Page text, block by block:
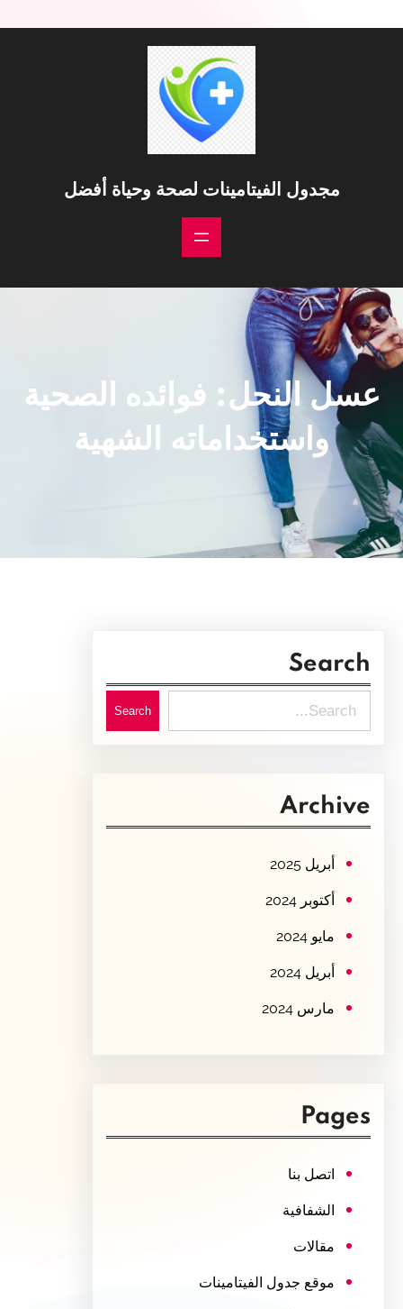
مجدول الفيتامينات لصحة وحياة أفضل
عسل النحل: فوائده الصحية
واستخداماته الشهية
Search
e
c
Search
Archive
أبريل 2025
أكتوبر 2024
مايو 2024
أبريل 2024
مارس 2024
Pages
اتصل بنا
الشفافية
مقالات
موقع جدول الفيتامينات